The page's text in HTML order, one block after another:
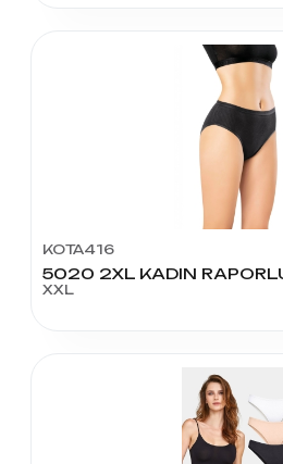
KOTA416
5020 2XL KADIN
XXL